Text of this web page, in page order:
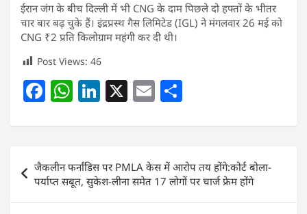
ईरान जंग के बीच दिल्ली में भी CNG के दाम पिछले दो हफ्तों के भीतर
चार बार बढ़ चुके हैं। इंद्रप्रस्थ गैस लिमिटेड (IGL) ने मंगलवार 26 मई को
CNG ₹2 प्रति किलोग्राम महंगी कर दी थी।
Post Views: 46
F
c
e
b
o
W
at
s
A
p
Li
k
e
dI
n
X E
ai
l
ar
e
Post
navigation
जैकलीन फर्नांडिस पर PMLA केस में आरोप तय होंगे:कोर्ट बोला-
पर्याप्त सबूत, सुकेश-लीना समेत 17 लोगों पर चार्ज फ्रेम होंगे